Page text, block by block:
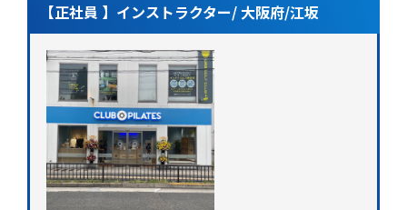
【正社員 】インストラクター/ 大阪府/江坂